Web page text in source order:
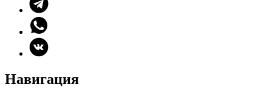
Навигация